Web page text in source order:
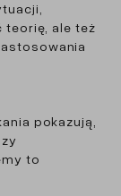
teorię, ale też
pokazują,
to